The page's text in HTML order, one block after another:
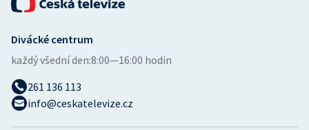
Divácké centrum
každý všední den:8:00—16:00 hodin
261 136 113
info@ceskatelevize.cz